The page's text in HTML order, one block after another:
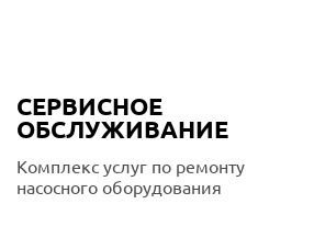
СЕРВИСНОЕ
ОБСЛУЖИВАНИЕ
Комплекс услуг по ремонту
насосного оборудования